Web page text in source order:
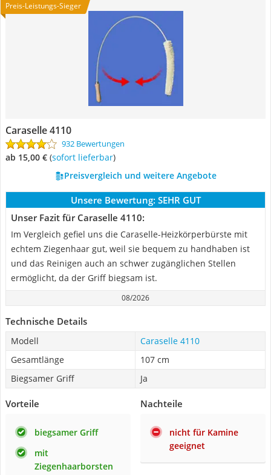
Preis-Leistungs-Sieger
Caraselle 4110
932 Bewertungen
ab 15,00 € ( Sofort lieferbar)
Preisvergleich und weitere Angebote
Unsere Bewertung: SEHR GUT
Unser Fazit für Caraselle 4110:
Im Vergleich gefiel uns die Caraselle-Heizkörperbürste mit
echtem Ziegenhaar gut, weil sie bequem zu handhaben ist
und das Reinigen auch an schwer zugänglichen Stellen
ermöglicht, da der Griff biegsam ist.
08/2026
Technische Details
Modell
Caraselle 4110
Gesamtlänge
107 cm
Biegsamer Griff
Ja
Vorteile
biegsamer Griff
mit
Ziegenhaarborsten
Nachteile
nicht für Kamine
geeignet